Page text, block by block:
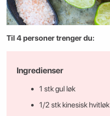
Til 4 personer trenger du:
Ingredienser
1 stkgul løk
1/2 stk kinesisk hvitløk